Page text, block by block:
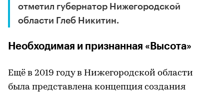
отметил губернатор Нижегородской
области Глеб Никитин.
Необходимая и признанная «Высота»
Ещё в 2019 году в Нижегородской области
была представлена концепция создания